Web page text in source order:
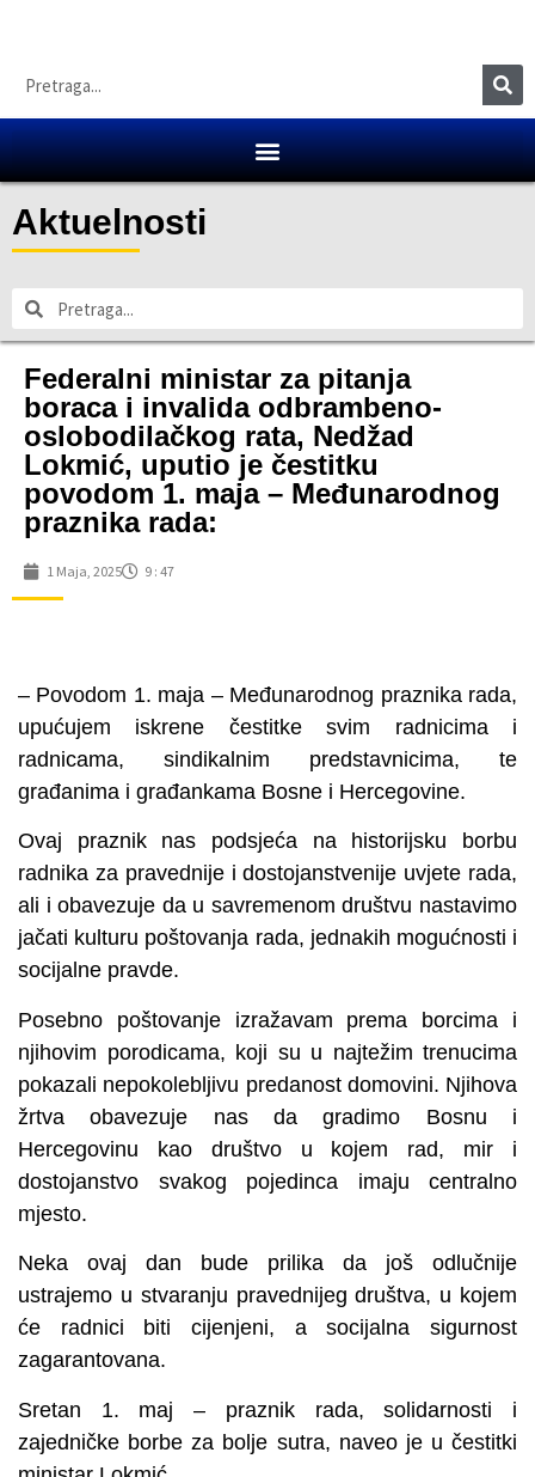
Aktuelnosti
Federalni ministar za pitanja
boraca i invalida odbrambeno-
oslobodilačkog rata, Nedžad
Lokmić, uputio je čestitku
povodom 1. maja – Međunarodnog
praznika rada:
1 Maja, 2025 9 : 47
– Povodom 1. maja – Međunarodnog praznika rada,
upućujem iskrene čestitke svim radnicima i
radnicama, sindikalnim predstavnicima, te
građanima i građankama Bosne i Hercegovine.
Ovaj praznik nas podsjeća na historijsku borbu
radnika za pravednije i dostojanstvenije uvjete rada,
ali i obavezuje da u savremenom društvu nastavimo
jačati kulturu poštovanja rada, jednakih mogućnosti i
socijalne pravde.
Posebno poštovanje izražavam prema borcima i
njihovim porodicama, koji su u najtežim trenucima
pokazali nepokolebljivu predanost domovini. Njihova
žrtva obavezuje nas da gradimo Bosnu i
Hercegovinu kao društvo u kojem rad, mir i
dostojanstvo svakog pojedinca imaju centralno
mjesto.
Neka ovaj dan bude prilika da još odlučnije
ustrajemo u stvaranju pravednijeg društva, u kojem
će radnici biti cijenjeni, a socijalna sigurnost
zagarantovana.
Sretan 1. maj – praznik rada, solidarnosti i
zajedničke borbe za bolje sutra, naveo je u čestitki